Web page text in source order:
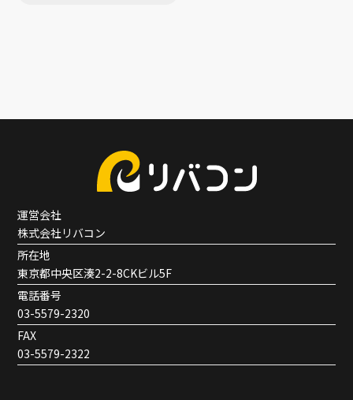
運営会社
株式会社リバコン
所在地
東京都中央区湊2-2-8CKビル5F
電話番号
03-5579-2320
FAX
03-5579-2322